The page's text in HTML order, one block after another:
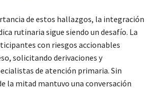
de estos hallazgos, la integración
rutinaria sigue siendo un desafío. La
con riesgos accionables
solicitando derivaciones y
de atención primaria. Sin
la mitad mantuvo una conversación